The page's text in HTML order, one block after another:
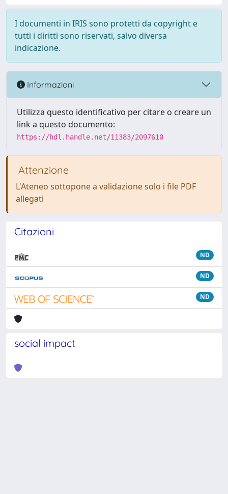
I documenti in IRIS sono protetti da copyright e
tutti i diritti sono riservati, salvo diversa
indicazione.
Informazioni
Utilizza questo identificativo per citare o creare un
link a questo documento:
https://hdl.handle.net/11383/2097610
Attenzione
L'Ateneo sottopone a validazione solo i file PDF
allegati
Citazioni
ND
ND
ND
social impact